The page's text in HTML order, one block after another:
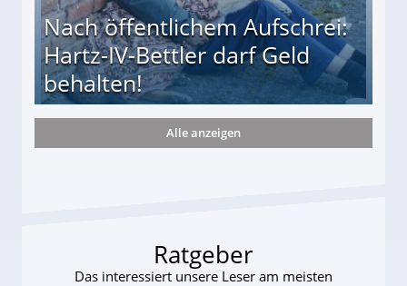
Nach öffentlichem Aufschrei:
Hartz-IV-Bettler darf Geld
behalten!
darf Geld behalten!
Alle anzeigen
Ratgeber
Das interessiert unsere Leser am meisten